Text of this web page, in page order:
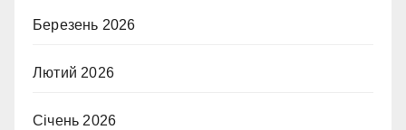
Березень 2026
Лютий 2026
Січень 2026